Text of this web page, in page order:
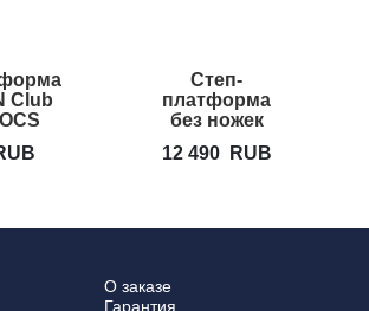
Club
Cтeп-
плaтфopмa
без ножек
Club Step
12 490 RUB
О заказе
Гарантия